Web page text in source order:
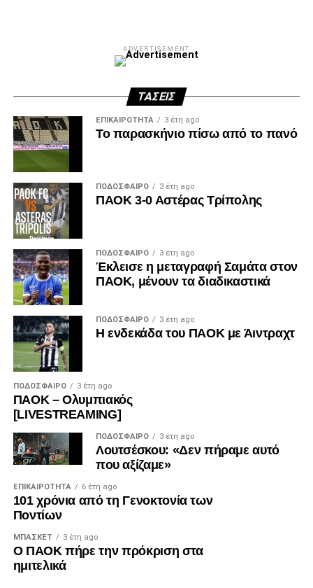
ADVERTISEMENT
ΤΆΣΕΙΣ
ΕΠΙΚΑΙΡΌΤΗΤΑ 3 έτη ago
Το παρασκήνιο πίσω από το πανό
ΠΟΔΌΣΦΑΙΡΟ 3 έτη ago
ΠΑΟΚ 3-0 Αστέρας Τρίπολης
ΠΟΔΌΣΦΑΙΡΟ 3 έτη ago
Έκλεισε η μεταγραφή Σαμάτα στον
ΠΑΟΚ, μένουν τα διαδικαστικά
ΠΟΔΌΣΦΑΙΡΟ 3 έτη ago
Η ενδεκάδα του ΠΑΟΚ με Άιντραχτ
ΠΟΔΌΣΦΑΙΡΟ 3 έτη ago
ΠΑΟΚ – Ολυμπιακός
[LIVESTREAMING]
ΠΟΔΌΣΦΑΙΡΟ 3 έτη ago
Λουτσέσκου: «Δεν πήραμε αυτό
που αξίζαμε»
ΕΠΙΚΑΙΡΌΤΗΤΑ 6 έτη ago
101 χρόνια από τη Γενοκτονία των
Ποντίων
ΜΠΆΣΚΕΤ 3 έτη ago
Ο ΠΑΟΚ πήρε την πρόκριση στα
ημιτελικά